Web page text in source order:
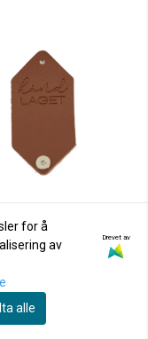
for å
av
Drevet av
alle